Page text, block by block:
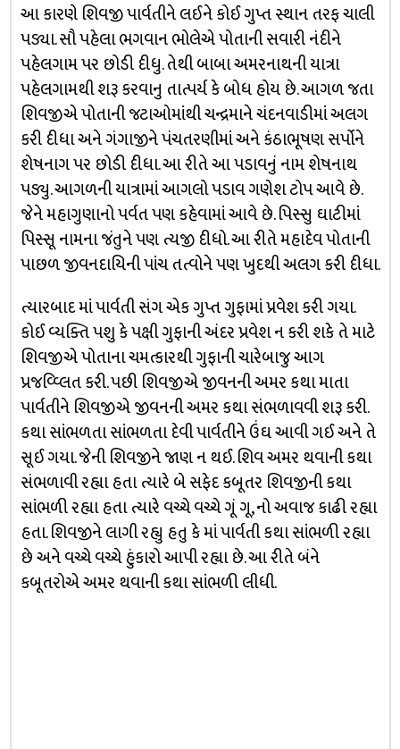
આ કારણે શિવજી પાર્વતીને લઈને કોઈ ગુપ્ત સ્થાન તરફ ચાલી
પડ્યા. સૌ પહેલા ભગવાન ભોલેએ પોતાની સવારી નંદીને
પહેલગામ પર છોડી દીધુ. તેથી બાબા અમરનાથની યાત્રા
પહેલગામથી શરૂ કરવાનુ તાત્પર્ય કે બોધ હોય છે. આગળ જતા
શિવજીએ પોતાની જટાઓમાંથી ચન્દ્રમાને ચંદનવાડીમાં અલગ
કરી દીધા અને ગંગાજીને પંચતરણીમાં અને કંઠાભૂષણ સર્પોને
શેષનાગ પર છોડી દીધા. આ રીતે આ પડાવનું નામ શેષનાથ
પડ્યુ. આગળની યાત્રામાં આગલો પડાવ ગણેશ ટોપ આવે છે.
જેને મહાગુણાનો પર્વત પણ કહેવામાં આવે છે. પિસ્સુ ઘાટીમાં
પિસ્સૂ નામના જંતુને પણ ત્યજી દીધો. આ રીતે મહાદેવ પોતાની
પાછળ જીવનદાયિની પાંચ તત્વોને પણ ખુદથી અલગ કરી દીધા.
ત્યારબાદ માં પાર્વતી સંગ એક ગુપ્ત ગુફામાં પ્રવેશ કરી ગયા.
કોઈ વ્યક્તિ પશુ કે પક્ષી ગુફાની અંદર પ્રવેશ ન કરી શકે તે માટે
શિવજીએ પોતાના ચમત્કારથી ગુફાની ચારેબાજુ આગ
પ્રજવ્વ્લિત કરી. પછી શિવજીએ જીવનની અમર કથા માતા
પાર્વતીને શિવજીએ જીવનની અમર કથા સંભળાવવી શરૂ કરી.
કથા સાંભળતા સાંભળતા દેવી પાર્વતીને ઉંઘ આવી ગઈ અને તે
સૂઈ ગયા. જેની શિવજીને જાણ ન થઈ. શિવ અમર થવાની કથા
સંભળાવી રહ્યા હતા ત્યારે બે સફેદ કબૂતર શિવજીની કથા
સાંભળી રહ્યા હતા ત્યારે વચ્ચે વચ્ચે ગૂં ગૂ, નો અવાજ કાઢી રહ્યા
હતા. શિવજીને લાગી રહ્યુ હતુ કે માં પાર્વતી કથા સાંભળી રહ્યા
છે અને વચ્ચે વચ્ચે હુંકારો આપી રહ્યા છે. આ રીતે બંને
કબૂતરોએ અમર થવાની કથા સાંભળી લીધી.